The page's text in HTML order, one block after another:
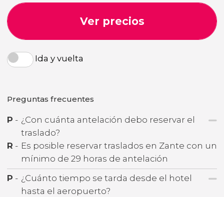
Ver precios
Ida y vuelta
Preguntas frecuentes
P - ¿Con cuánta antelación debo reservar el
traslado?
R - Es posible reservar traslados en Zante con un
mínimo de 29 horas de antelación
P - ¿Cuánto tiempo se tarda desde el hotel
hasta el aeropuerto?